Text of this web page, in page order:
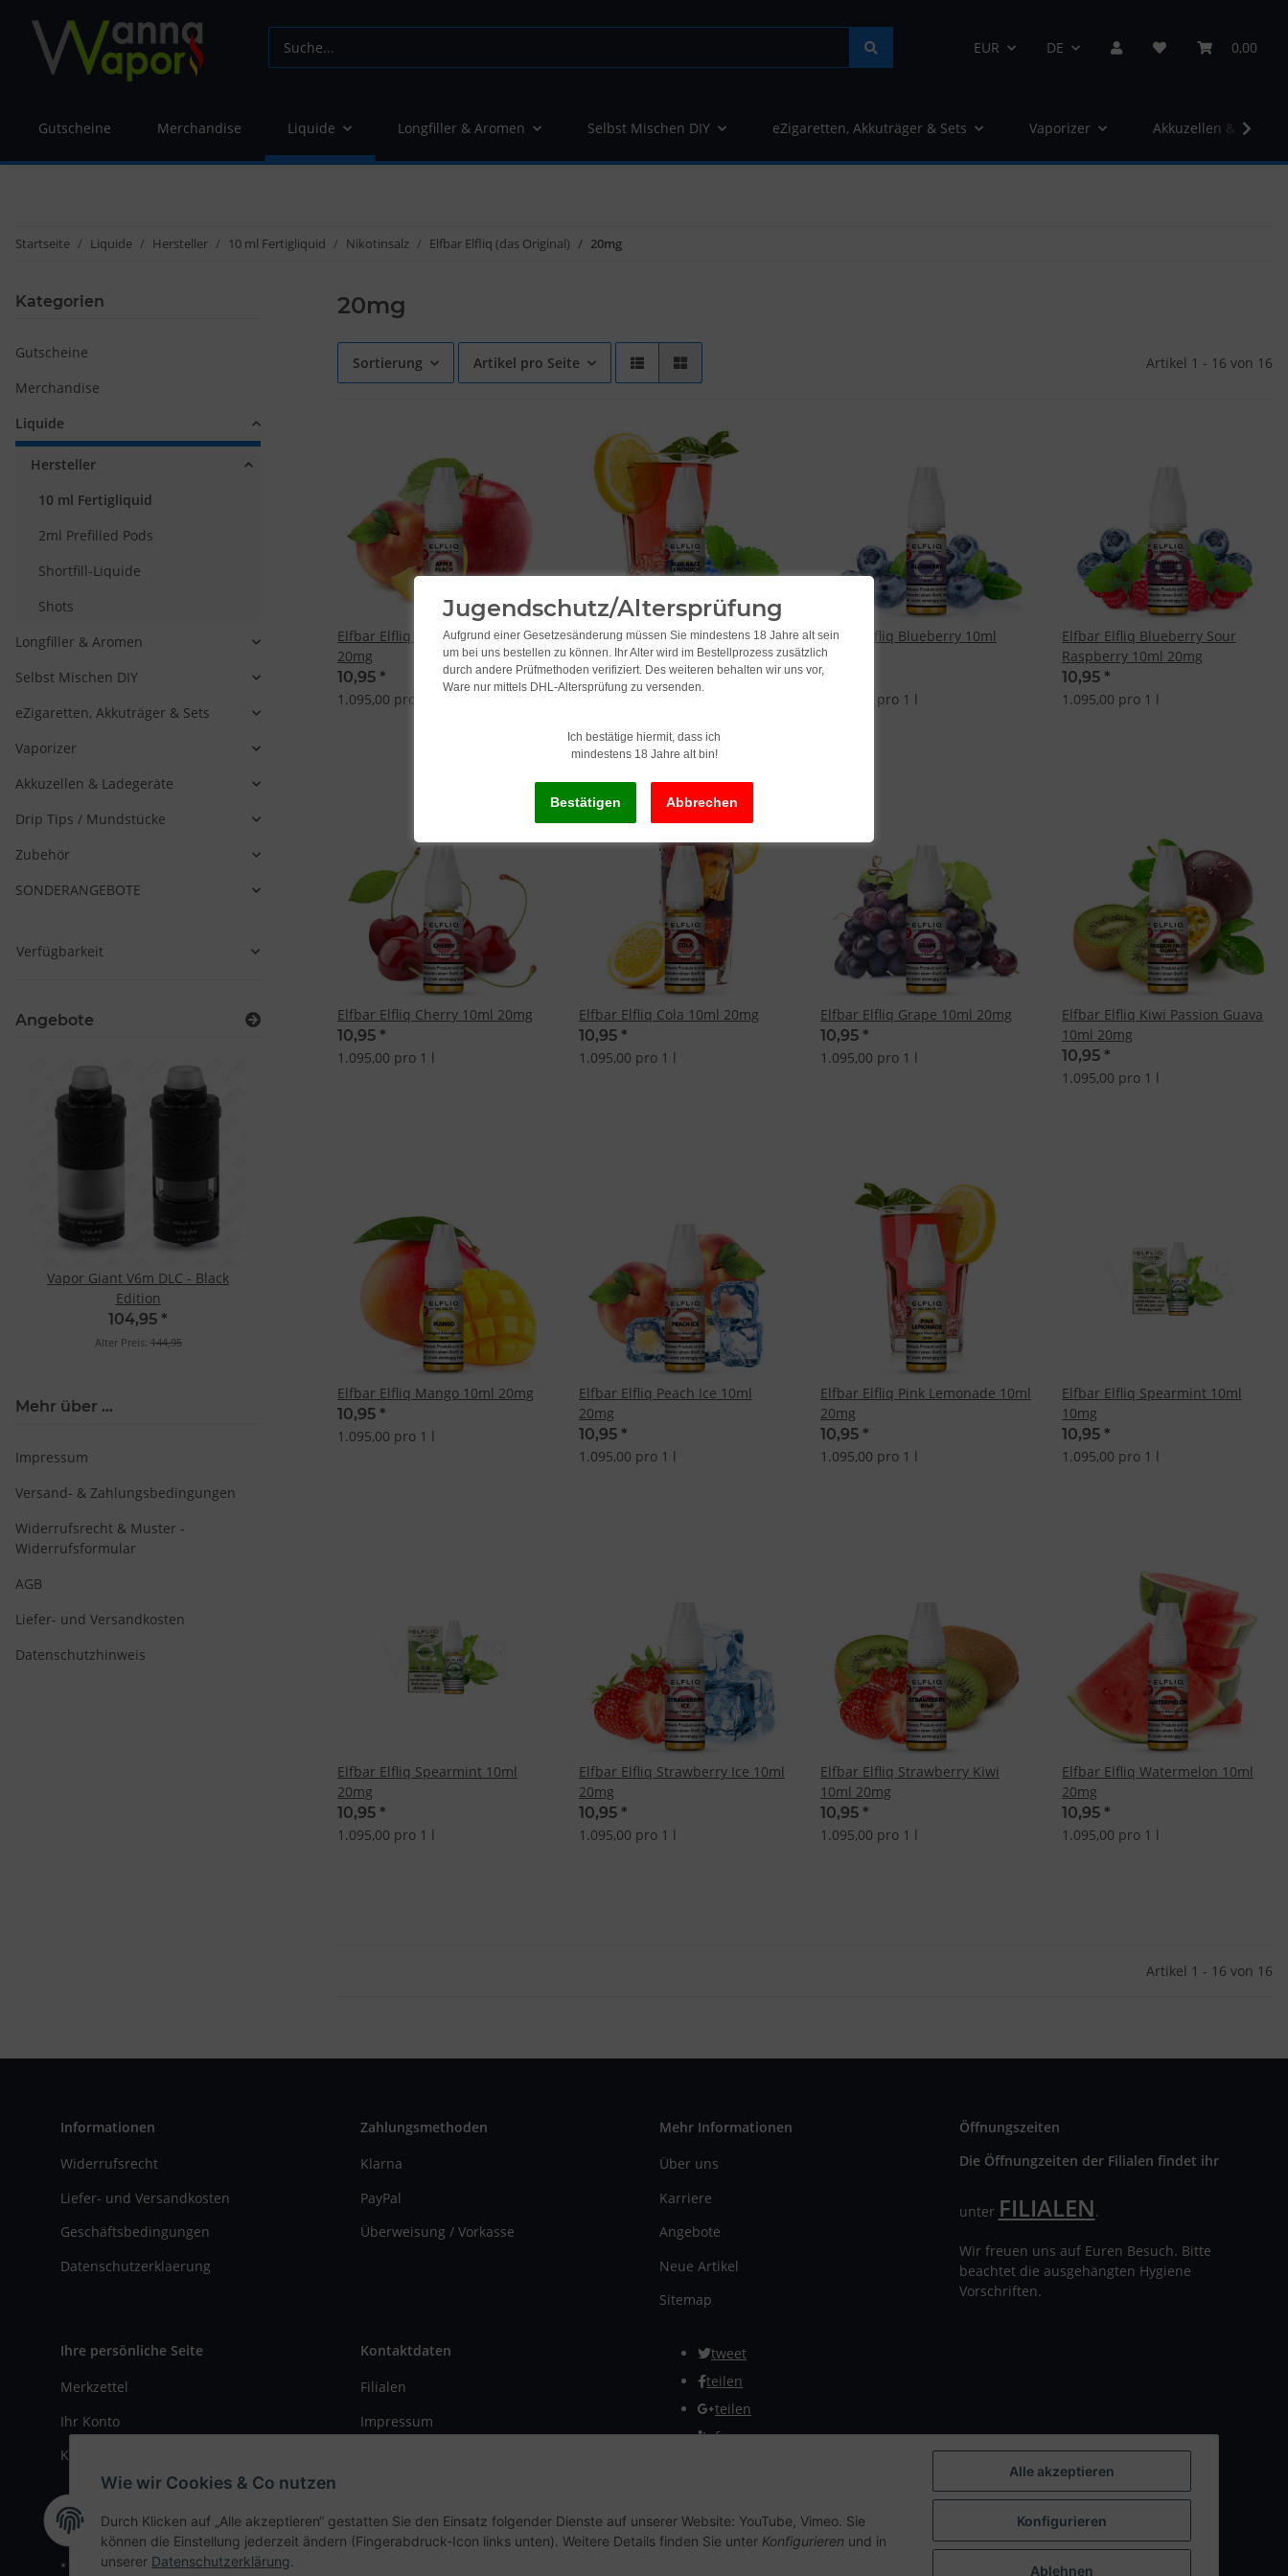
EUR DE 0,00
Gutscheine Merchandise Liquide Longfiller & Aromen Selbst Mischen DIY eZigaretten, Akkuträger & Sets Vaporizer Akkuzellen &
Startseite Liquide Hersteller 10 ml Fertigliquid Nikotinsalz Elfbar Elfliq (das Original) 20mg
20mg
Sortierung Artikel pro Seite Artikel 1 - 16 von 16
Elfbar Elfliq Apple Peach 10ml
20mg
10,95 *
1.095,00 pro 1 l
Elfbar Elfliq Blue Razz Lemonade
10ml 20mg
10,95*
Elfbar Elfliq Blueberry 10ml
20mg
10,95
1.095,00 pro 1 l
Elfbar Elfliq Blueberry Sour
Raspberry 10ml 20mg
10,95 *
1.095,00 pro 1 l
Elfbar Elfliq Cherry 10ml 20mg
10,95 *
1.095,00 pro 1 l
Elfbar Elfliq Cola 10ml 20mg
10,95 *
1.095,00 pro 1 l
Elfbar Elfliq Grape 10ml 20mg
10,95 *
1.095,00 pro 1 l
Elfbar Elfliq Kiwi Passion Guava
10ml 20mg
10,95 *
1.095,00 pro 1 l
Elfbar Elfliq Mango 10ml 20mg
10,95 *
1.095,00 pro 1 l
Elfbar Elfliq Peach Ice 10ml
20mg
10,95 *
1.095,00 pro 1 l
Elfbar Elfliq Pink Lemonade 10ml
20mg
10,95 *
1.095,00 pro 1 l
Elfbar Elfliq Spearmint 10ml
10mg
10,95 *
1.095,00 pro 1 l
Elfbar Elfliq Spearmint 10ml
20mg
10,95 *
1.095,00 pro 1 l
Elfbar Elfliq Strawberry Ice 10ml
20mg
10,95 *
1.095,00 pro 1 l
Elfbar Elfliq Strawberry Kiwi
10ml 20mg
10,95 *
1.095,00 pro 1 l
Elfbar Elfliq Watermelon 10ml
20mg
10,95 *
1.095,00 pro 1 l
Artikel 1 - 16 von 16
Kategorien
Gutscheine
Merchandise
Liquide
Hersteller
10 ml Fertigliquid
2ml Prefilled Pods
Shortfill-Liquide
Shots
Longfiller & Aromen
Selbst Mischen DIY
eZigaretten, Akkuträger & Sets
Vaporizer
Akkuzellen & Ladegeräte
Drip Tips / Mundstücke
Zubehör
SONDERANGEBOTE
Verfügbarkeit
Angebote
Vapor Giant V6m DLC - Black
Edition
104,95 *
Alter Preis: 144,95
Mehr über ...
Impressum
Versand- & Zahlungsbedingungen
Widerrufsrecht & Muster -
Widerrufsformular
AGB
Liefer- und Versandkosten
Datenschutzhinweis
Informationen
Widerrufsrecht
Liefer- und Versandkosten
Geschäftsbedingungen
Datenschutzerklaerung
Zahlungsmethoden
Klarna
PayPal
Überweisung / Vorkasse
Mehr Informationen
Über uns
Karriere
Angebote
Neue Artikel
Sitemap
Öffnungszeiten
Die Öffnungzeiten der Filialen findet ihr
unter FILIALEN.
Wir freuen uns auf Euren Besuch. Bitte
beachtet die ausgehängten Hygiene
Vorschriften.
Ihre persönliche Seite
Merkzettel
Ihr Konto
Kasse
Kontaktdaten
Filialen
Impressum
tweet
teilen
teilen
Info
Vertrag widerrufen
* Alle Preise inkl. gesetzlicher USt., zzgl.Versand
Jugendschutz/Altersprüfung
Aufgrund einer Gesetzesänderung müssen Sie mindestens 18 Jahre alt sein
um bei uns bestellen zu können. Ihr Alter wird im Bestellprozess zusätzlich
durch andere Prüfmethoden verifiziert. Des weiteren behalten wir uns vor,
Ware nur mittels DHL-Altersprüfung zu versenden.
Ich bestätige hiermit, dass ich
mindestens 18 Jahre alt bin!
Wie wir Cookies & Co nutzen
Durch Klicken auf „Alle akzeptieren“ gestatten Sie den Einsatz folgender Dienste auf unserer Website: YouTube, Vimeo. Sie
können die Einstellung jederzeit ändern (Fingerabdruck-Icon links unten). Weitere Details finden Sie unter Konfigurieren und in
unserer Datenschutzerklärung.
Alle akzeptieren
Konfigurieren
Ablehnen